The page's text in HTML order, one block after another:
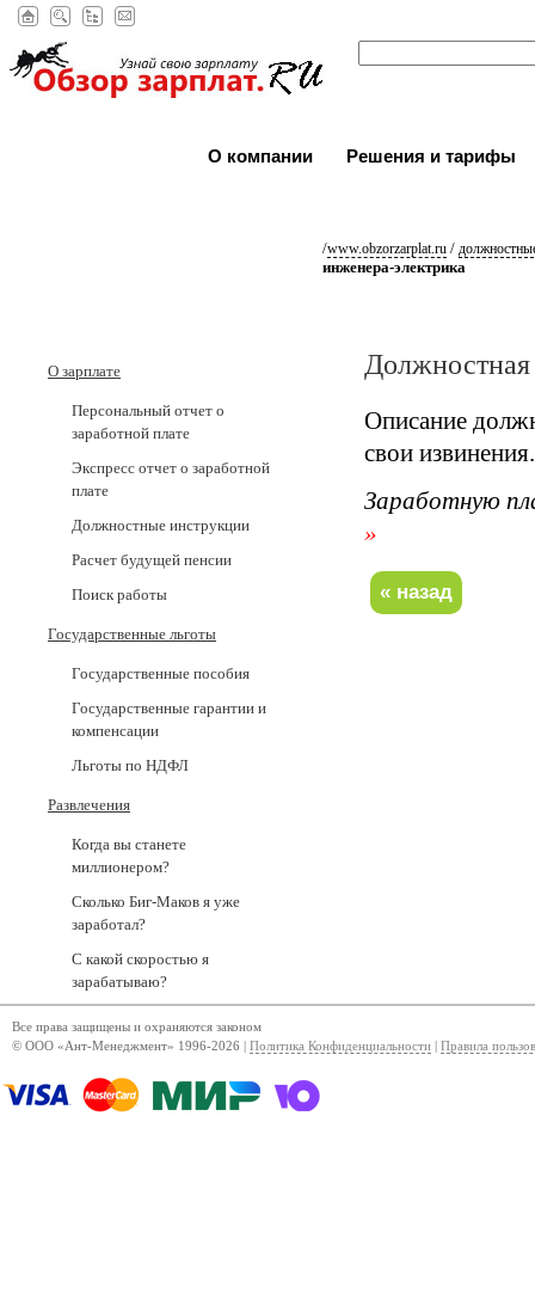
О компании Решения и тарифы
/www.obzorzarplat.ru /
инженера-электрика
О зарплате
Персональный отчет о
заработной плате
Экспресс отчет о заработной
плате
Должностные инструкции
Расчет будущей пенсии
Поиск работы
Государственные льготы
Государственные пособия
Государственные гарантии и
компенсации
Льготы по НДФЛ
Развлечения
Когда вы станете
миллионером?
Сколько Биг-Маков я уже
заработал?
С какой скоростью я
зарабатываю?
Описание
свои извинения.
Заработную
»
Все права защищены и охраняются законом
© ООО «Ант-Менеджмент» 1996-2026 | Политика Конфиденциальности Правила